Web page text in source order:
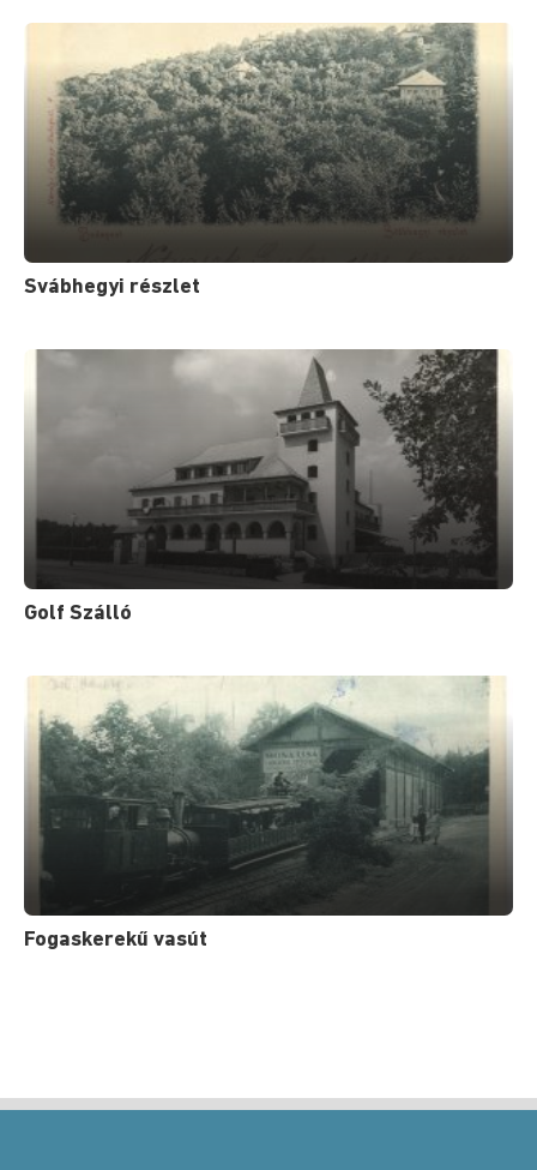
Svábhegyi részlet
Golf Szálló
Fogaskerekű vasút